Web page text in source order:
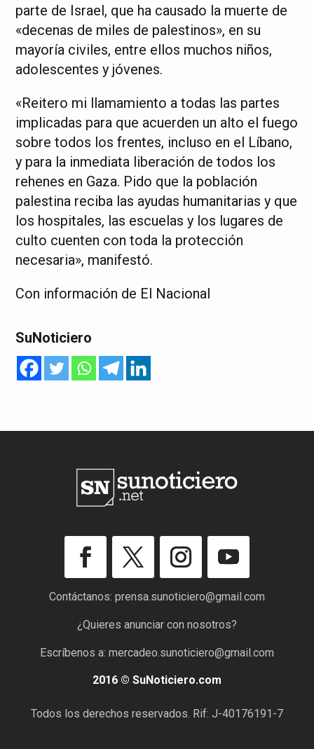
parte de Israel, que ha causado la muerte de
«decenas de miles de palestinos», en su
mayoría civiles, entre ellos muchos niños,
adolescentes y jóvenes.
«Reitero mi llamamiento a todas las partes
implicadas para que acuerden un alto el fuego
sobre todos los frentes, incluso en el Líbano,
y para la inmediata liberación de todos los
rehenes en Gaza. Pido que la población
palestina reciba las ayudas humanitarias y que
los hospitales, las escuelas y los lugares de
culto cuenten con toda la protección
necesaria», manifestó.
Con información de El Nacional
SuNoticiero
Contáctanos: prensa.sunoticiero@gmail.com
¿Quieres anunciar con nosotros?
Escríbenos a: mercadeo.sunoticiero@gmail.com
2016 © SuNoticiero.com
Todos los derechos reservados. Rif: J-40176191-7